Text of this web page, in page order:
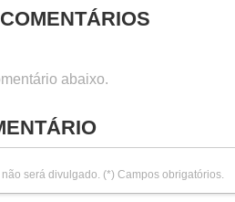
abaixo.
será divulgado. (*) Campos obrigatórios.